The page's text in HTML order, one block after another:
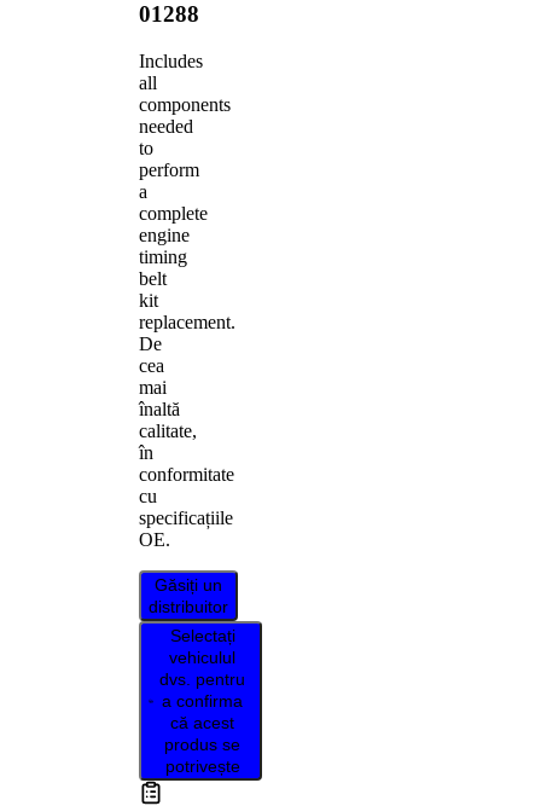
01288
Includes
all
components
needed
to
perform
a
complete
engine
timing
belt
kit
replacement.
De
cea
mai
înaltă
calitate,
în
conformitate
cu
specificațiile
OE.
Găsiți un
distribuitor
Selectați
vehiculul
dvs. pentru
a confirma
că acest
produs se
potrivește